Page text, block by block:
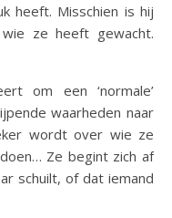
heeft. Misschien is hij
ze heeft gewacht.
om een ‘normale’
waarheden naar
wordt over wie ze
Ze begint zich af
schuilt, of dat iemand